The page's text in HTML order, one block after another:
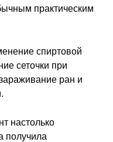
практическим
спиртовой
сеточки при
ран и
настолько
получила